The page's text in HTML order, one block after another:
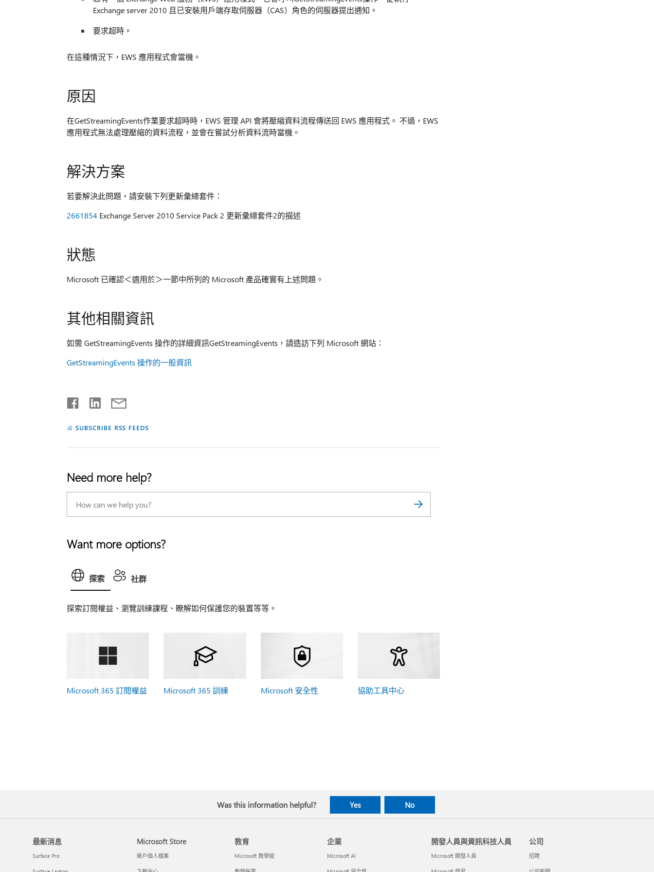
Exchange server 2010 且已安裝用戶端存取伺服器（CAS）角色的伺服器提出通知。
要求超時。
在這種情況下，EWS 應用程式會當機。
原因
在GetStreamingEvents作業要求超時時，EWS 管理 API 會將壓縮資料流程傳送回 EWS 應用程式。 不過，EWS
應用程式無法處理壓縮的資料流程，並會在嘗試分析資料流時當機。
解決方案
若要解決此問題，請安裝下列更新彙總套件：
2661854 Exchange Server 2010 Service Pack 2 更新彙總套件2的描述
狀態
Microsoft 已確認＜適用於＞一節中所列的 Microsoft 產品確實有上述問題。
其他相關資訊
如需 GetStreamingEvents 操作的詳細資訊GetStreamingEvents，請造訪下列 Microsoft 網站：
GetStreamingEvents 操作的一般資訊
SUBSCRIBE RSS FEEDS
Need more help?
Want more options?
探索 社群
探索訂閱權益、瀏覽訓練課程、瞭解如何保護您的裝置等等。
Microsoft 365 訂閱權益 Microsoft 365 訓練 Microsoft 安全性 協助工具中心
Was this information helpful? Yes No
最新消息
Surface Pro
Microsoft Store
帳戶個人檔案
教育
Microsoft 教學版
企業
Microsoft AI
開發人員與資訊科技人員
Microsoft 開發人員
公司
招聘